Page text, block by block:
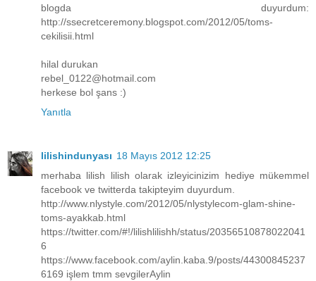
blogda duyurdum:
http://ssecretceremony.blogspot.com/2012/05/toms-
cekilisii.html
hilal durukan
rebel_0122@hotmail.com
herkese bol şans :)
Yanıtla
lilishindunyası 18 Mayıs 2012 12:25
merhaba lilish lilish olarak izleyicinizim hediye mükemmel
facebook ve twitterda takipteyim duyurdum.
http://www.nlystyle.com/2012/05/nlystylecom-glam-shine-
toms-ayakkab.html
https://twitter.com/#!/lilishlilishh/status/20356510878022041
6
https://www.facebook.com/aylin.kaba.9/posts/44300845237
6169 işlem tmm sevgilerAylin